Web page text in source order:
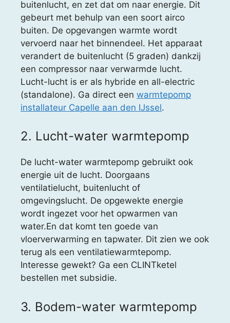
buitenlucht, en zet dat om naar energie. Dit
gebeurt met behulp van een soort airco
buiten. De opgevangen warmte wordt
vervoerd naar het binnendeel. Het apparaat
verandert de buitenlucht (5 graden) dankzij
een compressor naar verwarmde lucht.
Lucht-lucht is er als hybride en all-electric
(standalone). Ga direct een warmtepomp
installateur Capelle aan den IJssel.
2. Lucht-water warmtepomp
De lucht-water warmtepomp gebruikt ook
energie uit de lucht. Doorgaans
ventilatielucht, buitenlucht of
omgevingslucht. De opgewekte energie
wordt ingezet voor het opwarmen van
water.En dat komt ten goede van
vloerverwarming en tapwater. Dit zien we ook
terug als een ventilatiewarmtepomp.
Interesse gewekt? Ga een CLINTketel
bestellen met subsidie.
3. Bodem-water warmtepomp